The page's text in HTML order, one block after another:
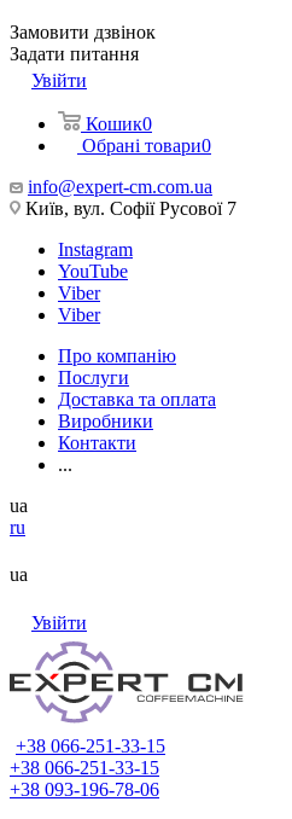
Замовити дзвінок
Задати питання
Увійти
Кошик0
Обрані товари0
info@expert-cm.com.ua
Київ, вул. Софії Русової 7
Instagram
YouTube
Viber
Viber
Про компанію
Послуги
Доставка та оплата
Виробники
Контакти
...
ua
ru
ua
Увійти
+38 066-251-33-15
+38 066-251-33-15
+38 093-196-78-06